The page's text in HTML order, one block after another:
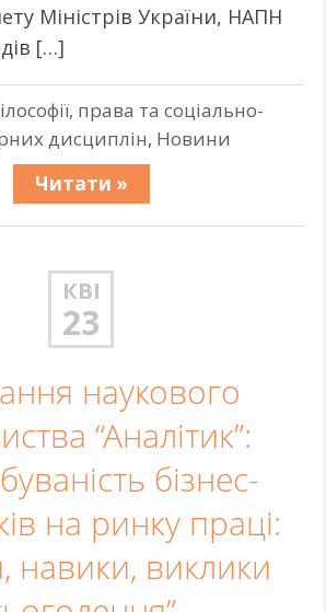
Міністрів України, НАПН
[…]
права та соціально-
дисциплін, Новини
Читати »
КВІ
23
наукового
“Аналітик”:
бізнес-
на ринку праці:
навики, виклики